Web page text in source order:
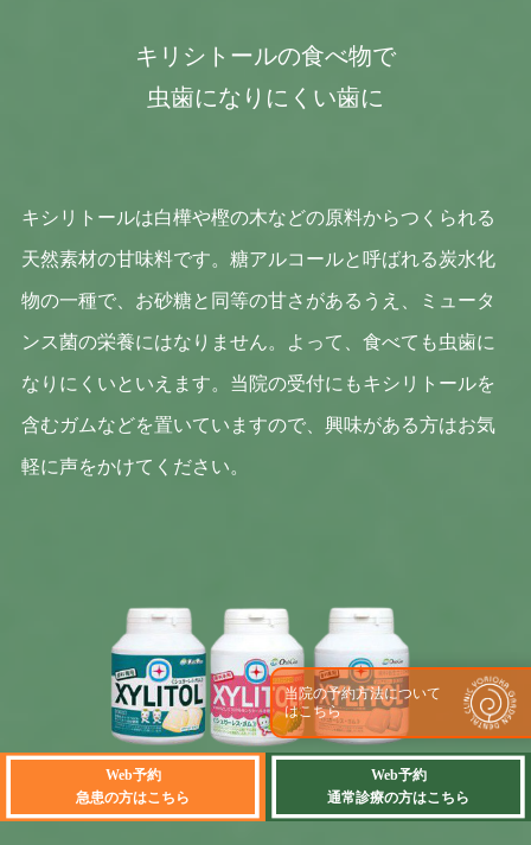
キリシトールの食べ物で
虫歯になりにくい歯に
キシリトールは白樺や樫の木などの原料からつくられる
天然素材の甘味料です。糖アルコールと呼ばれる炭水化
物の一種で、お砂糖と同等の甘さがあるうえ、ミュータ
ンス菌の栄養にはなりません。よって、食べても虫歯に
なりにくいといえます。当院の受付にもキシリトールを
含むガムなどを置いていますので、興味がある方はお気
軽に声をかけてください。
当院の予約方法について
はこちら
Web予約
急患の方はこちら
Web予約
通常診療の方はこちら